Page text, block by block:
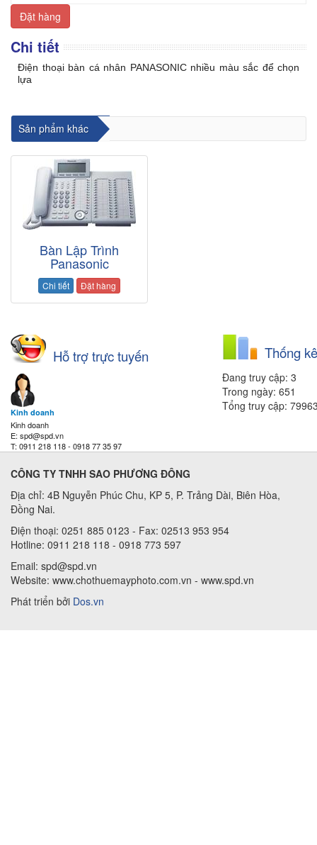
Đặt hàng
Chi tiết
Điện thoại bàn cá nhân PANASONIC nhiều màu sắc để chọn
lựa
Sản phẩm khác
Bàn Lập Trình
Panasonic
Chi tiết Đặt hàng
Hỗ trợ trực tuyến
Kinh doanh
Kinh doanh
E: spd@spd.vn
T: 0911 218 118 - 0918 77 35 97
Thống
Đang truy cập: 3
Trong ngày: 651
Tổng truy cập:
CÔNG TY TNHH SAO PHƯƠNG ĐÔNG
Địa chỉ: 4B Nguyễn Phúc Chu, KP 5, P. Trảng Dài, Biên Hòa,
Đồng Nai.
Điện thoại: 0251 885 0123 - Fax: 02513 953 954
Hotline: 0911 218 118 - 0918 773 597
Email: spd@spd.vn
Website: www.chothuemayphoto.com.vn - www.spd.vn
Phát triển bởi Dos.vn